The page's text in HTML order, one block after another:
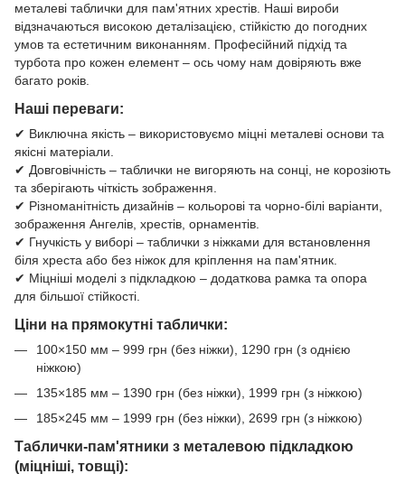
металеві таблички для пам'ятних хрестів. Наші вироби
відзначаються високою деталізацією, стійкістю до погодних
умов та естетичним виконанням. Професійний підхід та
турбота про кожен елемент – ось чому нам довіряють вже
багато років.
Наші переваги:
✔ Виключна якість – використовуємо міцні металеві основи та
якісні матеріали.
✔ Довговічність – таблички не вигоряють на сонці, не корозіють
та зберігають чіткість зображення.
✔ Різноманітність дизайнів – кольорові та чорно-білі варіанти,
зображення Ангелів, хрестів, орнаментів.
✔ Гнучкість у виборі – таблички з ніжками для встановлення
біля хреста або без ніжок для кріплення на пам'ятник.
✔ Міцніші моделі з підкладкою – додаткова рамка та опора
для більшої стійкості.
Ціни на прямокутні таблички:
100×150 мм – 999 грн (без ніжки), 1290 грн (з однією
ніжкою)
135×185 мм – 1390 грн (без ніжки), 1999 грн (з ніжкою)
185×245 мм – 1999 грн (без ніжки), 2699 грн (з ніжкою)
Таблички-пам'ятники з металевою підкладкою
(міцніші, товщі):